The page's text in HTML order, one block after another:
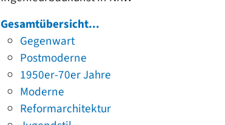
Gesamtübersicht...
Gegenwart
Postmoderne
1950er-70er Jahre
Moderne
Reformarchitektur